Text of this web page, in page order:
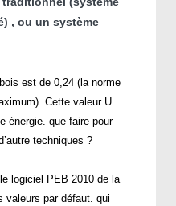
, ou un système
est de 0,24 (la norme
Cette valeur U
énergie. que faire pour
techniques ?
logiciel PEB 2010 de la
valeurs par défaut. qui